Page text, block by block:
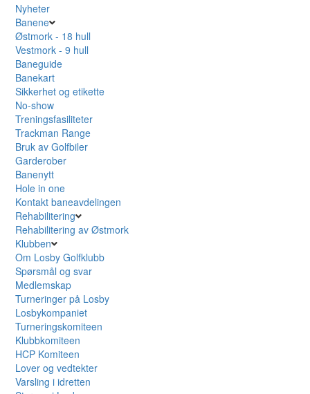
Nyheter
Banene
Østmork - 18 hull
Vestmork - 9 hull
Baneguide
Banekart
Sikkerhet og etikette
No-show
Treningsfasiliteter
Trackman Range
Bruk av Golfbiler
Garderober
Banenytt
Hole in one
Kontakt baneavdelingen
Rehabilitering
Rehabilitering av Østmork
Klubben
Om Losby Golfklubb
Spørsmål og svar
Medlemskap
Turneringer på Losby
Losbykompaniet
Turneringskomiteen
Klubbkomiteen
HCP Komiteen
Lover og vedtekter
Varsling i idretten